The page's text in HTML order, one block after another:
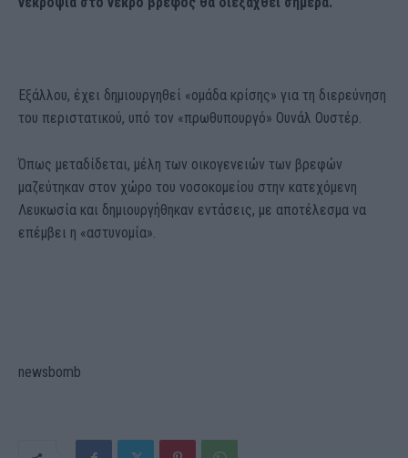
Εξάλλου, έχει δημιουργηθεί «ομάδα κρίσης» για τη διερεύνηση
του περιστατικού, υπό τον «πρωθυπουργό» Ουνάλ Ουστέρ.
Όπως μεταδίδεται, μέλη των οικογενειών των βρεφών
μαζεύτηκαν στον χώρο του νοσοκομείου στην κατεχόμενη
Λευκωσία και δημιουργήθηκαν εντάσεις, με αποτέλεσμα να
επέμβει η «αστυνομία».
newsbomb